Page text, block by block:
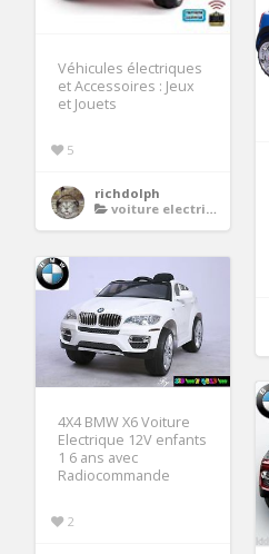
Véhicules électriques
et Accessoires : Jeux
et Jouets
5
richdolph
voiture electrique enfant
4X4 BMW X6 Voiture
Electrique 12V enfants
1 6 ans avec
Radiocommande
2